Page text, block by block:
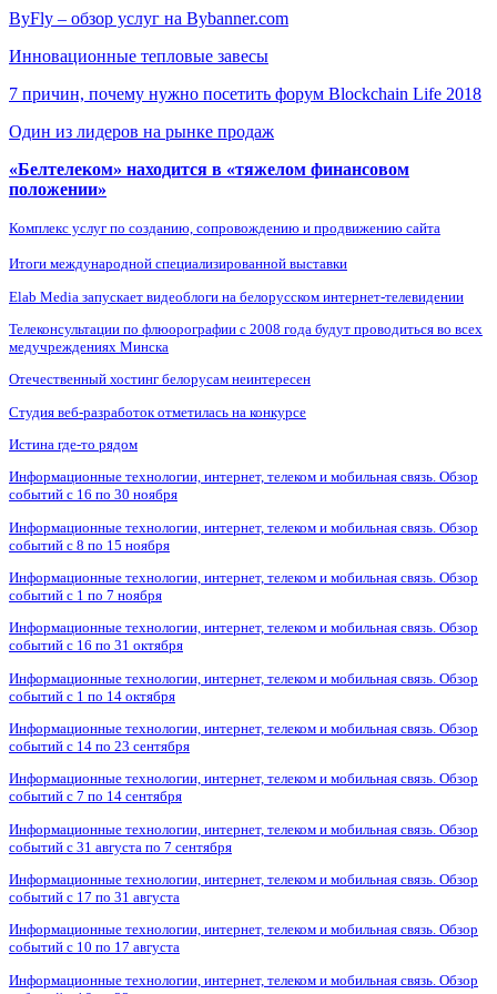
ByFly – обзор услуг на Bybanner.com
Инновационные тепловые завесы
7 причин, почему нужно посетить форум Blockchain Life 2018
Один из лидеров на рынке продаж
«Белтелеком» находится в «тяжелом финансовом
положении»
Комплекс услуг по созданию, сопровождению и продвижению сайта
Итоги международной специализированной выставки
Elab Media запускает видеоблоги на белорусском интернет-телевидении
Телеконсультации по флюорографии с 2008 года будут проводиться во всех
медучреждениях Минска
Отечественный хостинг белорусам неинтересен
Студия веб-разработок отметилась на конкурсе
Истина где-то рядом
Информационные технологии, интернет, телеком и мобильная связь. Обзор
событий с 16 по 30 ноября
Информационные технологии, интернет, телеком и мобильная связь. Обзор
событий с 8 по 15 ноября
Информационные технологии, интернет, телеком и мобильная связь. Обзор
событий с 1 по 7 ноября
Информационные технологии, интернет, телеком и мобильная связь. Обзор
событий с 16 по 31 октября
Информационные технологии, интернет, телеком и мобильная связь. Обзор
событий с 1 по 14 октября
Информационные технологии, интернет, телеком и мобильная связь. Обзор
событий с 14 по 23 сентября
Информационные технологии, интернет, телеком и мобильная связь. Обзор
событий с 7 по 14 сентября
Информационные технологии, интернет, телеком и мобильная связь. Обзор
событий с 31 августа по 7 сентября
Информационные технологии, интернет, телеком и мобильная связь. Обзор
событий с 17 по 31 августа
Информационные технологии, интернет, телеком и мобильная связь. Обзор
событий с 10 по 17 августа
Информационные технологии, интернет, телеком и мобильная связь. Обзор